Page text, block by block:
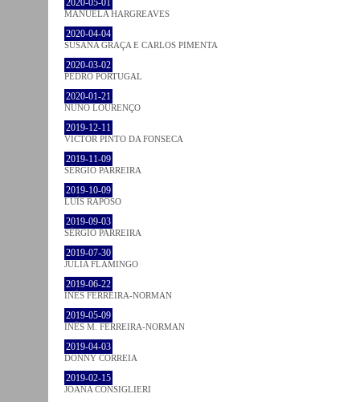
2020-05-01
MANUELA HARGREAVES
2020-04-04
SUSANA GRAÇA E CARLOS PIMENTA
2020-03-02
PEDRO PORTUGAL
2020-01-21
NUNO LOURENÇO
2019-12-11
VICTOR PINTO DA FONSECA
2019-11-09
SÉRGIO PARREIRA
2019-10-09
LUÍS RAPOSO
2019-09-03
SÉRGIO PARREIRA
2019-07-30
JULIA FLAMINGO
2019-06-22
INÊS FERREIRA-NORMAN
2019-05-09
INÊS M. FERREIRA-NORMAN
2019-04-03
DONNY CORREIA
2019-02-15
JOANA CONSIGLIERI